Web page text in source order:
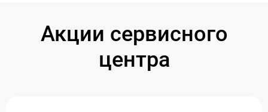
Акции сервисного
центра